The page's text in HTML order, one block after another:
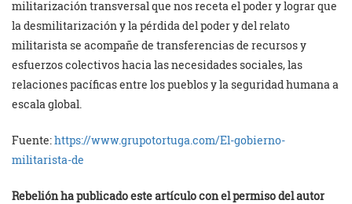
militarización transversal que nos receta el poder y lograr que
la desmilitarización y la pérdida del poder y del relato
militarista se acompañe de transferencias de recursos y
esfuerzos colectivos hacia las necesidades sociales, las
relaciones pacíficas entre los pueblos y la seguridad humana a
escala global.
Fuente:https://www.grupotortuga.com/El-gobierno-
militarista-de
Rebelión ha publicado este artículo con el permiso del autor